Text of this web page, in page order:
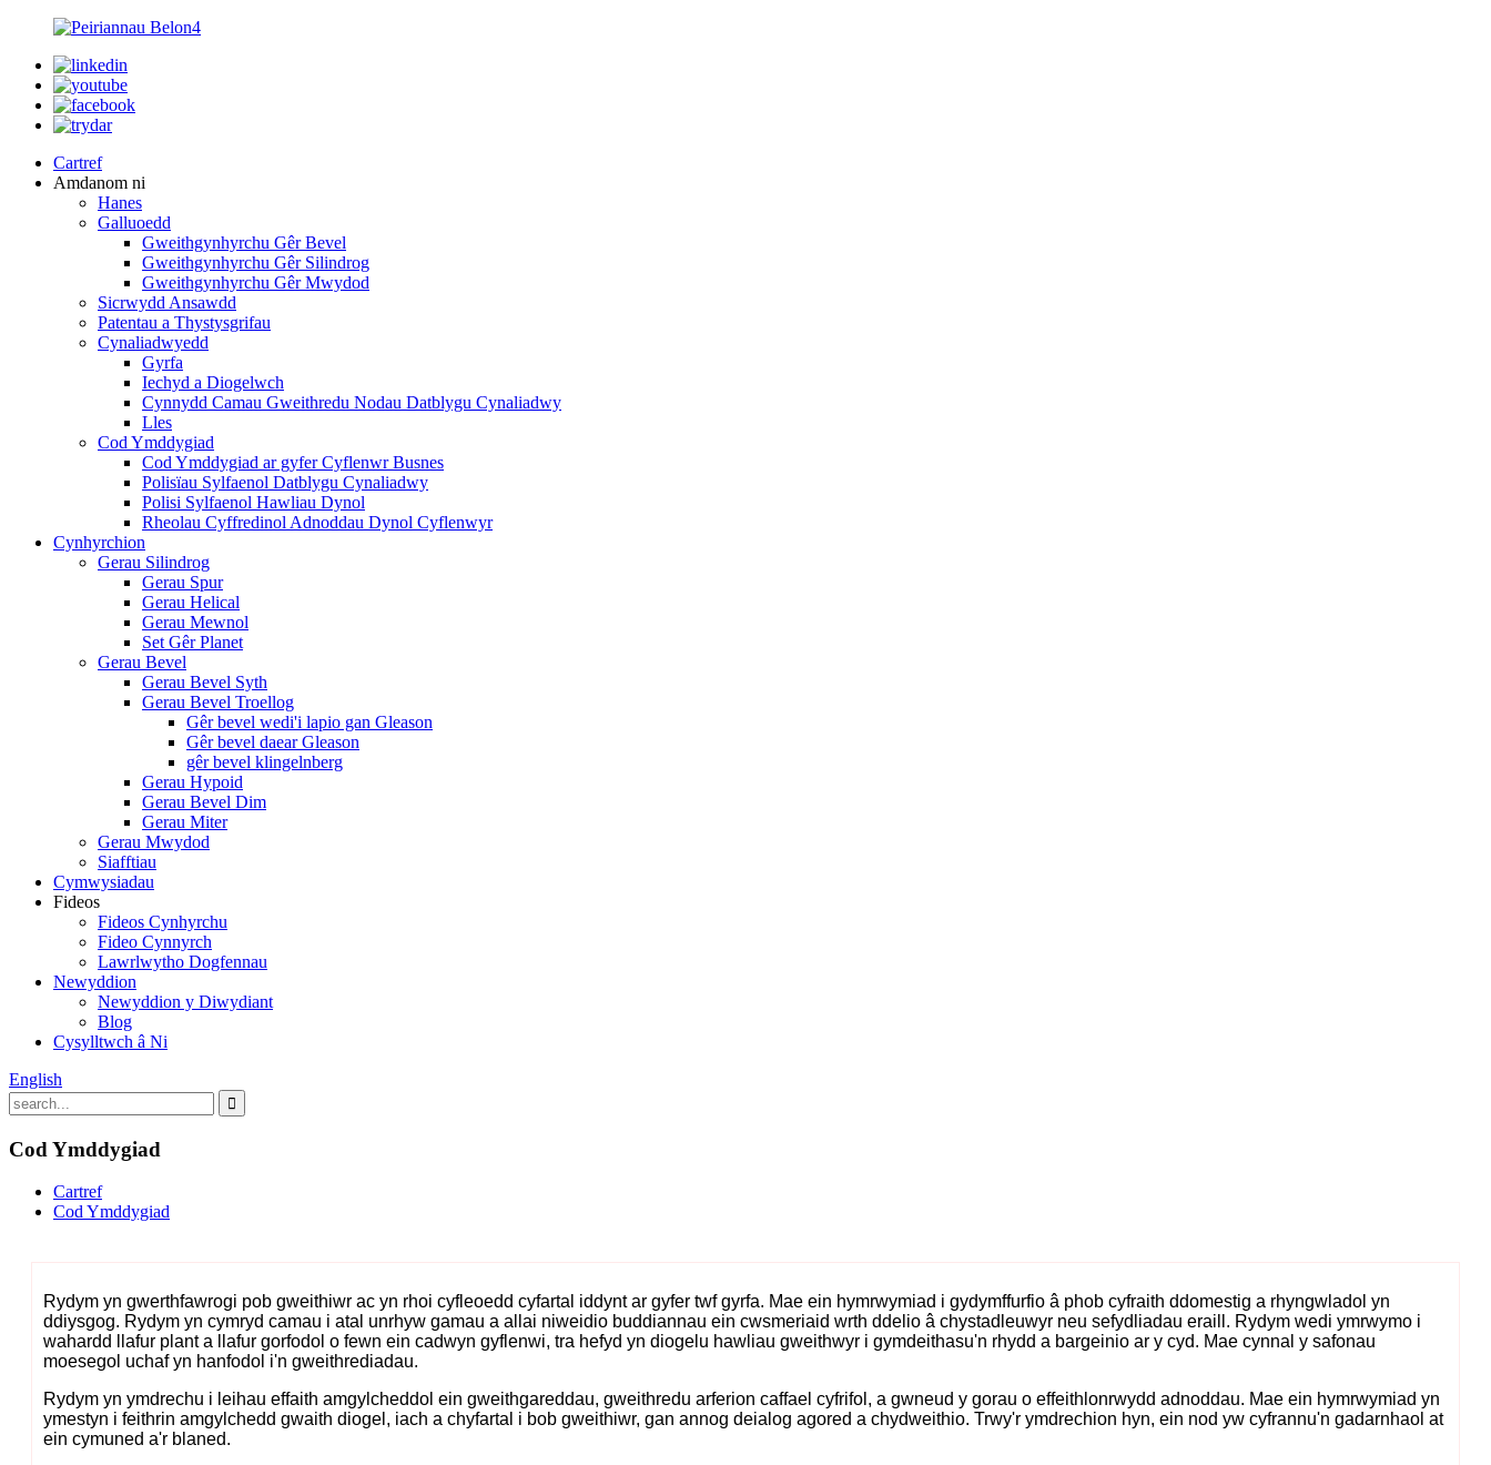
Cartref
Amdanom ni
Hanes
Galluoedd
Gweithgynhyrchu Gêr Bevel
Gweithgynhyrchu Gêr Silindrog
Gweithgynhyrchu Gêr Mwydod
Sicrwydd Ansawdd
Patentau a Thystysgrifau
Cynaliadwyedd
Gyrfa
Iechyd a Diogelwch
Cynnydd Camau Gweithredu Nodau Datblygu Cynaliadwy
Lles
Cod Ymddygiad
Cod Ymddygiad ar gyfer Cyflenwr Busnes
Polisïau Sylfaenol Datblygu Cynaliadwy
Polisi Sylfaenol Hawliau Dynol
Rheolau Cyffredinol Adnoddau Dynol Cyflenwyr
Cynhyrchion
Gerau Silindrog
Gerau Spur
Gerau Helical
Gerau Mewnol
Set Gêr Planet
Gerau Bevel
Gerau Bevel Syth
Gerau Bevel Troellog
Gêr bevel wedi'i lapio gan Gleason
Gêr bevel daear Gleason
gêr bevel klingelnberg
Gerau Hypoid
Gerau Bevel Dim
Gerau Miter
Gerau Mwydod
Siafftiau
Cymwysiadau
Fideos
Fideos Cynhyrchu
Fideo Cynnyrch
Lawrlwytho Dogfennau
Newyddion
Newyddion y Diwydiant
Blog
Cysylltwch â Ni
English
Cod Ymddygiad
Cartref
Cod Ymddygiad
Rydym yn gwerthfawrogi pob gweithiwr ac yn rhoi cyfleoedd cyfartal iddynt ar gyfer twf gyrfa. Mae ein hymrwymiad i gydymffurfio â phob cyfraith ddomestig a rhyngwladol yn
ddiysgog. Rydym yn cymryd camau i atal unrhyw gamau a allai niweidio buddiannau ein cwsmeriaid wrth ddelio â chystadleuwyr neu sefydliadau eraill. Rydym wedi ymrwymo i
wahardd llafur plant a llafur gorfodol o fewn ein cadwyn gyflenwi, tra hefyd yn diogelu hawliau gweithwyr i gymdeithasu'n rhydd a bargeinio ar y cyd. Mae cynnal y safonau
moesegol uchaf yn hanfodol i'n gweithrediadau.
Rydym yn ymdrechu i leihau effaith amgylcheddol ein gweithgareddau, gweithredu arferion caffael cyfrifol, a gwneud y gorau o effeithlonrwydd adnoddau. Mae ein hymrwymiad yn
ymestyn i feithrin amgylchedd gwaith diogel, iach a chyfartal i bob gweithiwr, gan annog deialog agored a chydweithio. Trwy'r ymdrechion hyn, ein nod yw cyfrannu'n gadarnhaol at
ein cymuned a'r blaned.